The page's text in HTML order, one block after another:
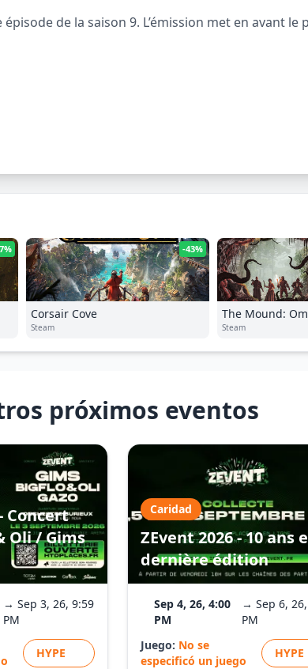
de la saison 9. L’émission met en avant
-43%
Corsair Cove
Steam
The Mound:
Steam
próximos eventos
Concert
Oli / Gims
→ Sep 3, 26, 9:59
PM
HYPE
Caridad
ZEvent 2026 - 10 ans
dernière édition
Sep 4, 26, 4:00
PM
→ Sep 6,
PM
Juego: No se
especificó un juego
HYPE